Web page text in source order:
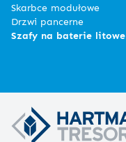
Skarbce modułowe
Drzwi pancerne
Szafy na baterie litowe